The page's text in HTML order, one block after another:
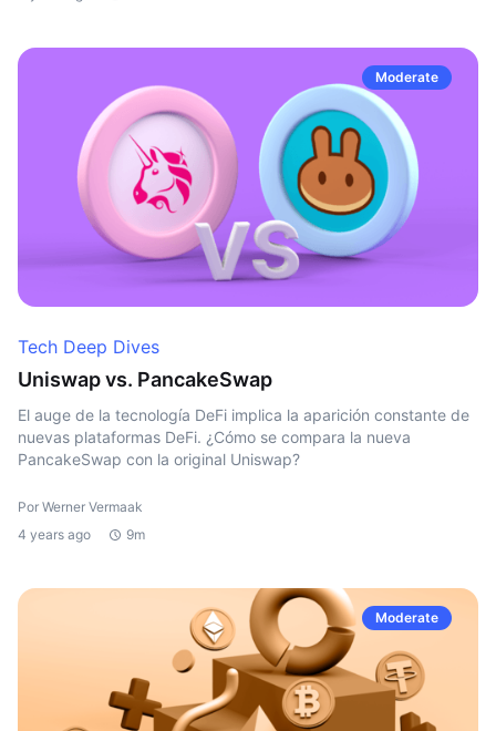
Moderate
Tech Deep Dives
Uniswap vs. PancakeSwap
El auge de la tecnología DeFi implica la aparición constante de
nuevas plataformas DeFi. ¿Cómo se compara la nueva
PancakeSwap con la original Uniswap?
Por Werner Vermaak
4 years ago
9m
Moderate